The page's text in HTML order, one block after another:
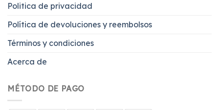
Politica de privacidad
Política de devoluciones y reembolsos
Términos y condiciones
Acerca de
MÉTODO DE PAGO